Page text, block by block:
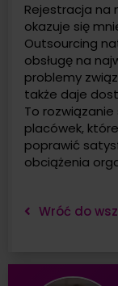
Rejestracja na
okazuje się
Outsourcing
obsługę na
problemy
także daje
To
placówek,
poprawić
obciążenia
Wróć do